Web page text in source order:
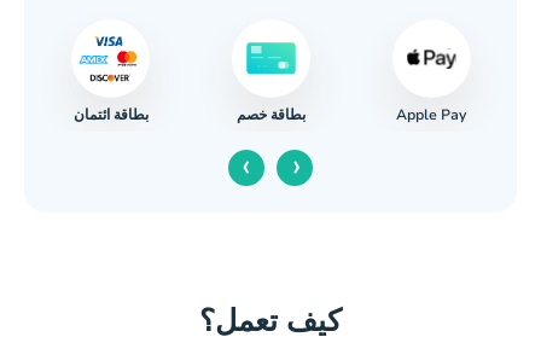
بطاقة ائتمان بطاقة خصم Apple Pay
‹ ›
كيف تعمل؟